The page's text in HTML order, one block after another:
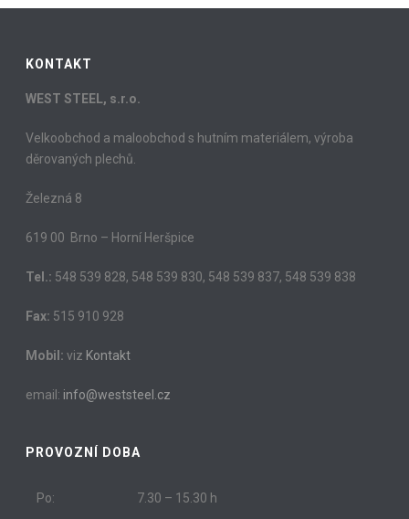
KONTAKT
WEST STEEL, s.r.o.
Velkoobchod a maloobchod s hutním materiálem, výroba
děrovaných plechů.
Železná 8
619 00 Brno – Horní Heršpice
Tel.: 548 539 828, 548 539 830, 548 539 837, 548 539 838
Fax: 515 910 928
Mobil: viz Kontakt
email: info@weststeel.cz
PROVOZNÍ DOBA
Po: 7.30 – 15.30 h